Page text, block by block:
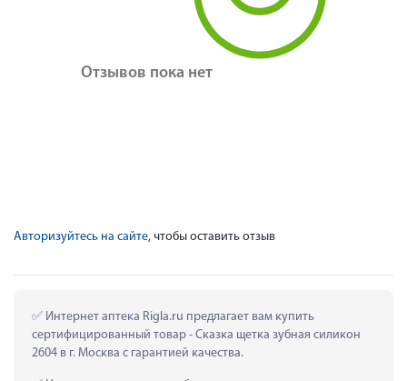
Отзывов пока нет
Авторизуйтесь на сайте, чтобы оставить отзыв
Интернет аптека Rigla.ru предлагает вам купить
сертифицированный товар - Сказка щетка зубная силикон
2604 в г. Москва с гарантией качества.